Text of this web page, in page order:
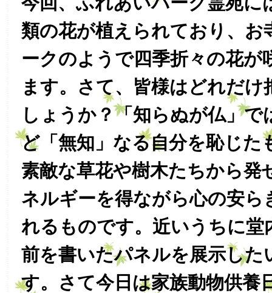
類の花が植えられており、お
ークのようで四季折々の花が
ます。さて、皆様はどれだけ
しょうか？「知らぬが仏」
ど「無知」なる自分を恥じた
素敵な草花や樹木たちから発
ネルギーを得ながら心の安ら
れるものです。近いうちに堂
前を書いたパネルを展示した
す。さて今日は家族動物供養